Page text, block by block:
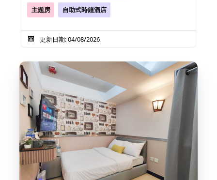
主題房 自助式時鐘酒店
更新日期: 04/08/2026